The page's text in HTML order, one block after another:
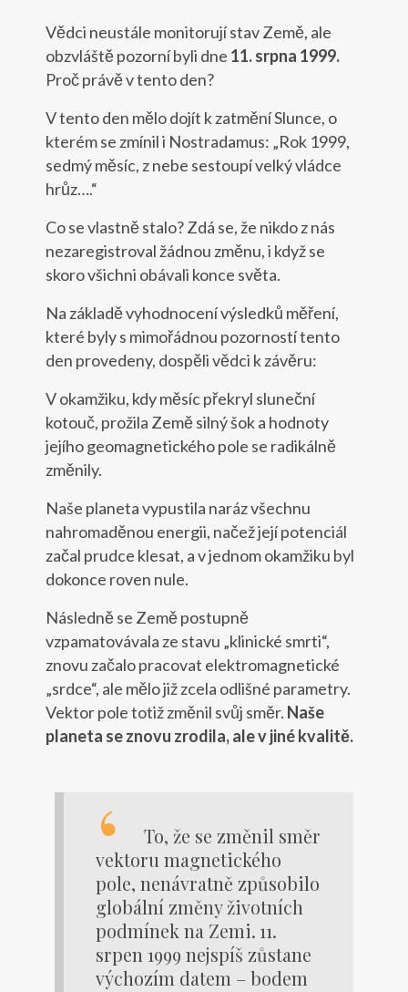
Vědci neustále monitorují stav Země, ale
obzvláště pozorní byli dne 11. srpna 1999.
Proč právě v tento den?
V tento den mělo dojít k zatmění Slunce, o
kterém se zmínil i Nostradamus: „Rok 1999,
sedmý měsíc, z nebe sestoupí velký vládce
hrůz….“
Co se vlastně stalo? Zdá se, že nikdo z nás
nezaregistroval žádnou změnu, i když se
skoro všichni obávali konce světa.
Na základě vyhodnocení výsledků měření,
které byly s mimořádnou pozorností tento
den provedeny, dospěli vědci k závěru:
V okamžiku, kdy měsíc překryl sluneční
kotouč, prožila Země silný šok a hodnoty
jejího geomagnetického pole se radikálně
změnily.
Naše planeta vypustila naráz všechnu
nahromaděnou energii, načež její potenciál
začal prudce klesat, a v jednom okamžiku byl
dokonce roven nule.
Následně se Země postupně
vzpamatovávala ze stavu „klinické smrti“,
znovu začalo pracovat elektromagnetické
„srdce“, ale mělo již zcela odlišné parametry.
Vektor pole totiž změnil svůj směr. Naše
planeta se znovu zrodila, ale v jiné kvalitě.
To, že se změnil směr
vektoru magnetického
pole, nenávratně způsobilo
globální změny životních
podmínek na Zemi. 11.
srpen 1999 nejspíš zůstane
výchozím datem – bodem